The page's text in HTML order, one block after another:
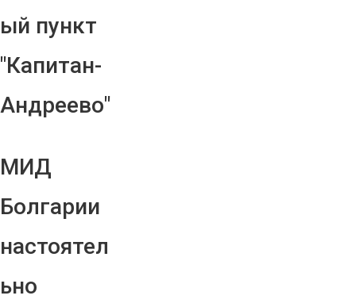
ый пункт
"Капитан-
Андреево"
МИД
Болгарии
настоятел
ьно